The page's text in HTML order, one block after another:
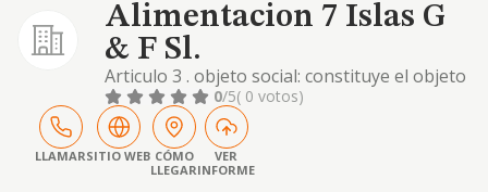
Alimentacion 7 Islas G
& F Sl.
Articulo 3 . objeto social: constituye el objeto
de la compañía el siguiente: las actividades
relacionadas con el turismo, hostelería y
restauración. el código de actividad
económico de dicho objeto conforme a la
clasificación nacional de actividades
0/5( 0 votos)
LLAMARSITIO WEB CÓMO
LLEGAR
VER
INFORME